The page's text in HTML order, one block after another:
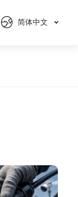
简体中文